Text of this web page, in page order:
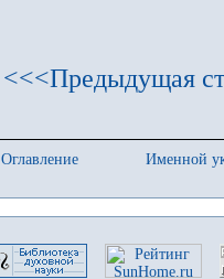
<<<Предыдущая
Оглавление
Именной